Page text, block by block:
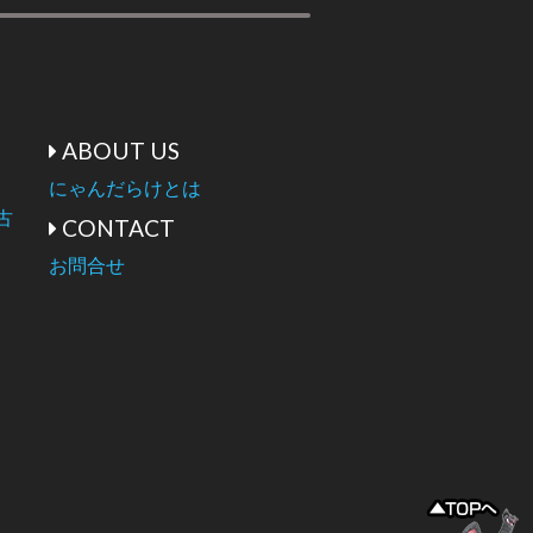
ABOUT US
にゃんだらけとは
CONTACT
お問合せ